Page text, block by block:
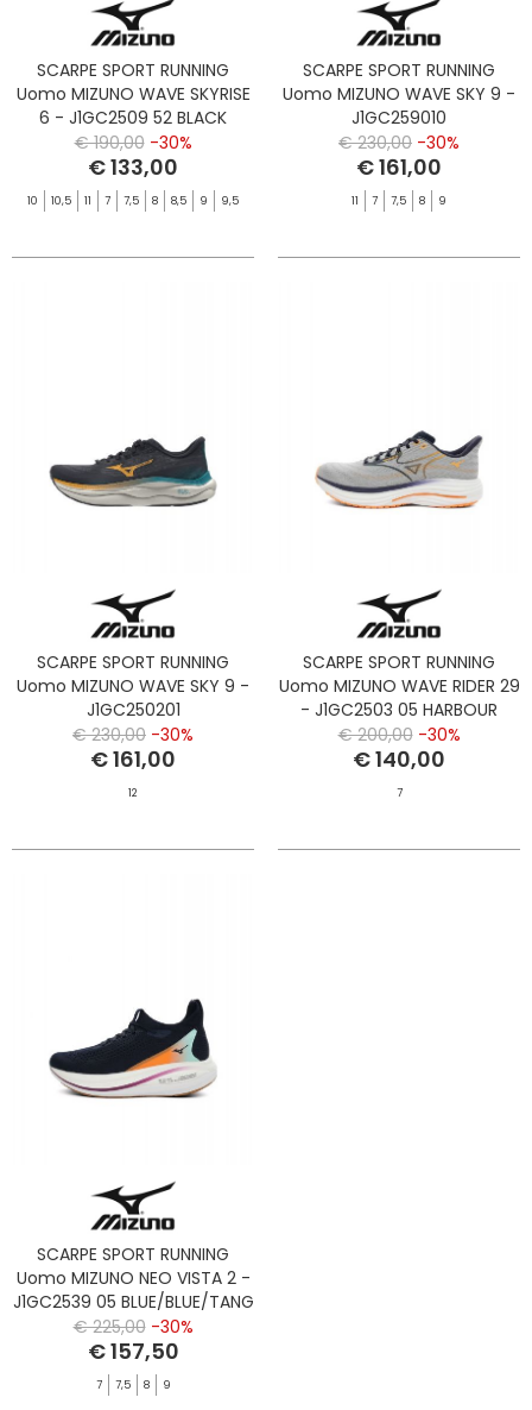
SCARPE SPORT RUNNING
Uomo MIZUNO WAVE SKYRISE
6 - J1GC2509 52 BLACK
€ 190,00 -30%
€ 133,00
10 10,5 11 7 7,5 8 8,5 9 9,5
SCARPE SPORT RUNNING
Uomo MIZUNO WAVE SKY 9 -
J1GC259010
HARBORMIST/DSBLUE/ICEGREEN
€ 230,00 -30%
€ 161,00
11 7 7,5 8 9
SCARPE SPORT RUNNING
Uomo MIZUNO WAVE SKY 9 -
J1GC250201
BARITONE/CITRUS/CAPRI/BREEZ
€ 230,00 -30%
€ 161,00
12
SCARPE SPORT RUNNING
Uomo MIZUNO WAVE RIDER 29
- J1GC2503 05 HARBOUR
MIST/BLUE/TANG
€ 200,00 -30%
€ 140,00
7
SCARPE SPORT RUNNING
Uomo MIZUNO NEO VISTA 2 -
J1GC2539 05 BLUE/BLUE/TANG
€ 225,00 -30%
€ 157,50
7 7,5 8 9